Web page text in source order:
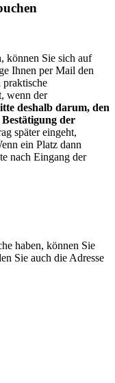
können Sie sich auf
Ihnen per Mail den
wenn der
deshalb darum, den
der
später eingeht,
ein Platz dann
nach Eingang der
haben, können Sie
Sie auch die Adresse